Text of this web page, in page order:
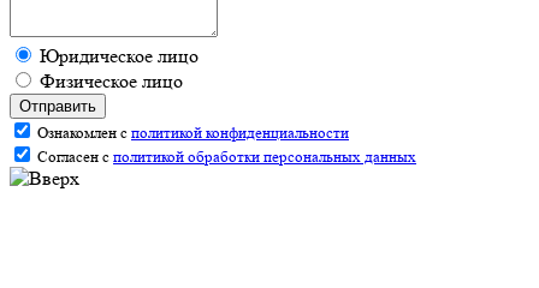
Юридическое лицо
Физическое лицо
Отправить
Ознакомлен с политикой конфиденциальности
Согласен с политикой обработки персональных данных